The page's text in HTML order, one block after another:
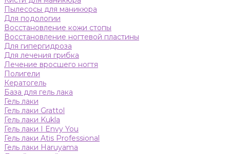
Пылесосы для маникюра
Для подологии
Восстановление кожи стопы
Восстановление ногтевой пластины
Для гипергидроза
Для лечения грибка
Лечение вросшего ногтя
Полигели
Кератогель
База для гель лака
Гель лаки
Гель лаки Grattol
Гель лаки Kukla
Гель лаки I Envy You
Гель лаки Atis Professional
Гель лаки Haruyama